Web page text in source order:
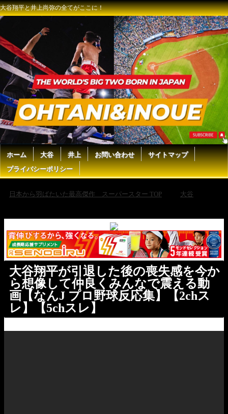
大谷翔平と井上尚弥の全てがここに！
ホーム 大谷 井上 お問い合わせ
サイトマップ
プライバシーポリシー
日本から羽ばたいた最高傑作 スーパースター TOP 大谷
大谷翔平が引退した後の喪失感を今か
ら想像して仲良くみんなで震える動
画【なんJ プロ野球反応集】【2chス
レ】【5chスレ】